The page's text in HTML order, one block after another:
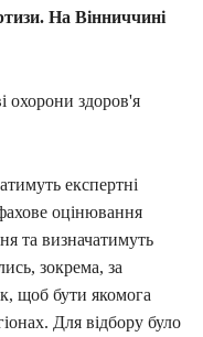
На Вінниччині
охорони здоров'я
експертні
оцінювання
та визначатимуть
зокрема, за
щоб бути якомога
Для відбору було